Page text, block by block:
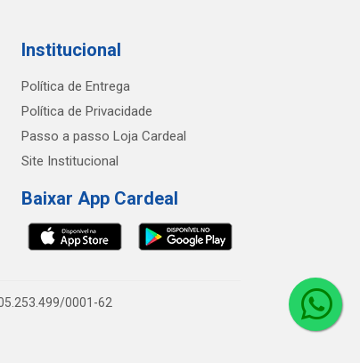
Institucional
Política de Entrega
Política de Privacidade
Passo a passo Loja Cardeal
Site Institucional
Baixar App Cardeal
0001-62